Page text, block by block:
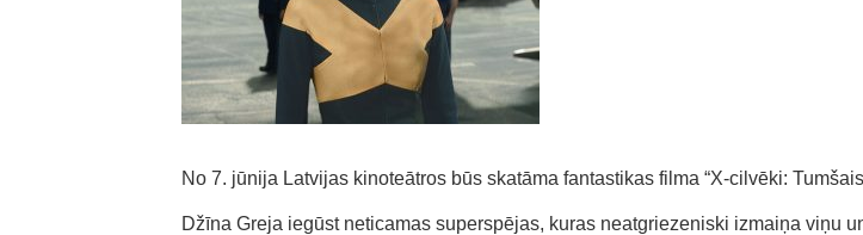
No 7. jūnija Latvijas kinoteātros būs skatāma fantastikas filma “X-cilvēki:
Džīna Greja iegūst neticamas superspējas, kuras neatgriezeniski izmaiņa viņu